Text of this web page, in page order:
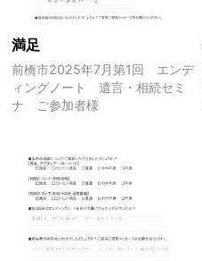
満足
前橋市2025年7月第1回 エンデ
ィングノート 遺言・相続セミ
ナ ご参加者様